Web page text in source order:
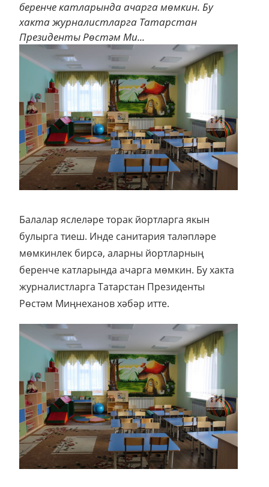
беренче катларында ачарга мөмкин. Бу
хакта журналистларга Татарстан
Президенты Рөстәм Ми...
Балалар яслеләре торак йортларга якын
булырга тиеш. Инде санитария таләпләре
мөмкинлек бирсә, аларны йортларның
беренче катларында ачарга мөмкин. Бу хакта
журналистларга Татарстан Президенты
Рөстәм Миңнеханов хәбәр итте.